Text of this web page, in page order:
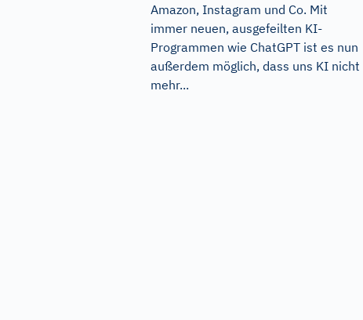
Amazon, Instagram und Co. Mit
immer neuen, ausgefeilten KI-
Programmen wie ChatGPT ist es nun
außerdem möglich, dass uns KI nicht
mehr...